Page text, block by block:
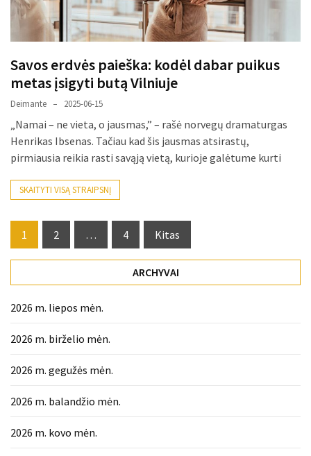
Savos erdvės paieška: kodėl dabar puikus
metas įsigyti butą Vilniuje
Deimante 2025-06-15
„Namai – ne vieta, o jausmas,” – rašė norvegų dramaturgas
Henrikas Ibsenas. Tačiau kad šis jausmas atsirastų,
pirmiausia reikia rasti savąją vietą, kurioje galėtume kurti
SKAITYTI VISĄ STRAIPSNĮ
Posts
pagination
1 2 … 4 Kitas
ARCHYVAI
2026 m. liepos mėn.
2026 m. birželio mėn.
2026 m. gegužės mėn.
2026 m. balandžio mėn.
2026 m. kovo mėn.